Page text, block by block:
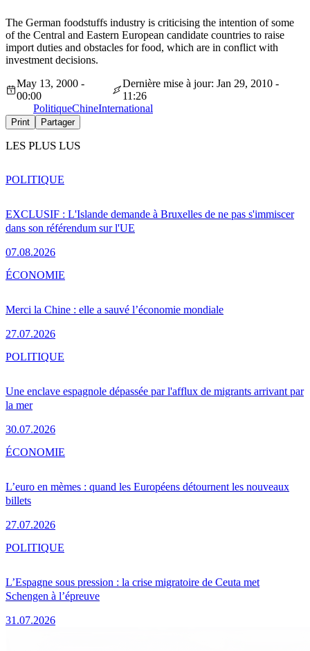
The German foodstuffs industry is criticising the intention of some
of the Central and Eastern European candidate countries to raise
import duties and obstacles for food, which are in conflict with
investment decisions.
May 13, 2000 -
00:00
Dernière mise à jour: Jan 29, 2010 -
11:26
PolitiqueChineInternational
Print Partager
LES PLUS LUS
EXCLUSIF : L'Islande demande à Bruxelles de ne pas s'immiscer
dans son référendum sur l'UE
07.08.2026
POLITIQUE
Merci la Chine : elle a sauvé l’économie mondiale
27.07.2026
ÉCONOMIE
Une enclave espagnole dépassée par l'afflux de migrants arrivant par
la mer
30.07.2026
POLITIQUE
L’euro en mèmes : quand les Européens détournent les nouveaux
billets
27.07.2026
ÉCONOMIE
L’Espagne sous pression : la crise migratoire de Ceuta met
Schengen à l’épreuve
31.07.2026
POLITIQUE